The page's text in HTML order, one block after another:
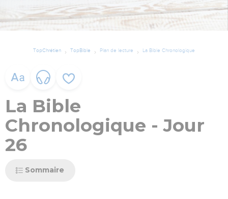
TopChrétien TopBible Plan de lecture La Bible Chronologique
La Bible
Chronologique - Jour
26
Sommaire